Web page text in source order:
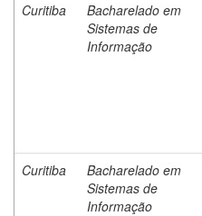
Curitiba
Bacharelado em
Sistemas de
Informação
Curitiba
Bacharelado em
Sistemas de
Informação